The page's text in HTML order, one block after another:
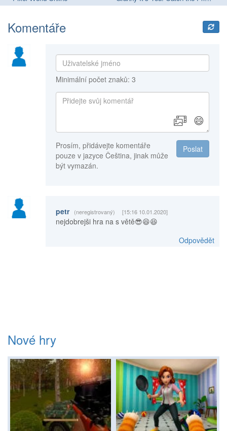
Komentáře
Minimální počet znaků: 3
😄
Poslat
Prosím, přidávejte komentáře
pouze v jazyce Čeština, jinak může
být vymazán.
petr (neregistrovaný) [15:16 10.01.2020]
nejdobrejši hra na s větě😎😆😆
Odpovědět
Nové hry